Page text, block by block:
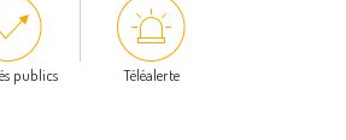
publics Téléalerte